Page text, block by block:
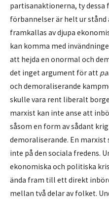
partisanaktionerna, ty dessa
förbannelser är helt ur
framkallas av djupa
kan komma med
att hejda en onormal och
det inget argument för att
och demoraliserande
skulle vara rent liberalt
marxist kan inte anse att
såsom en form av sådant
demoraliserande. En
inte på den sociala fredens.
ekonomiska och politiska
ända fram till ett direkt
mellan två delar av folket.